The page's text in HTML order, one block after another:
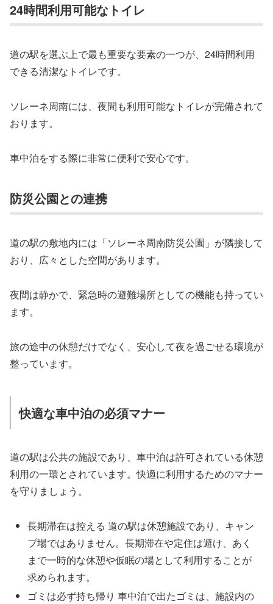
24時間利用可能なトイレ
道の駅を選ぶ上で最も重要な要素の一つが、24時間利用
できる清潔なトイレです。
ソレーネ周南には、夜間も利用可能なトイレが完備されて
おります。
車中泊をする際に非常に便利で安心です。
防災公園との連携
道の駅の敷地内には「ソレーネ周南防災公園」が隣接して
おり、広々とした空間があります。
夜間は静かで、緊急時の避難場所としての機能も持ってい
ます。
旅の途中の休憩だけでなく、安心して夜を過ごせる環境が
整っています。
快適な車中泊の必須マナー
道の駅は公共の施設であり、車中泊は許可されている休憩
利用の一環とされています。快適に利用するためのマナー
を守りましょう。
長期滞在は控える 道の駅は休憩施設であり、キャン
プ場ではありません。長期滞在や定住は避け、あく
まで一時的な休憩や仮眠の場として利用することが
求められます。
ゴミは必ず持ち帰り 車中泊で出たゴミは、施設内の